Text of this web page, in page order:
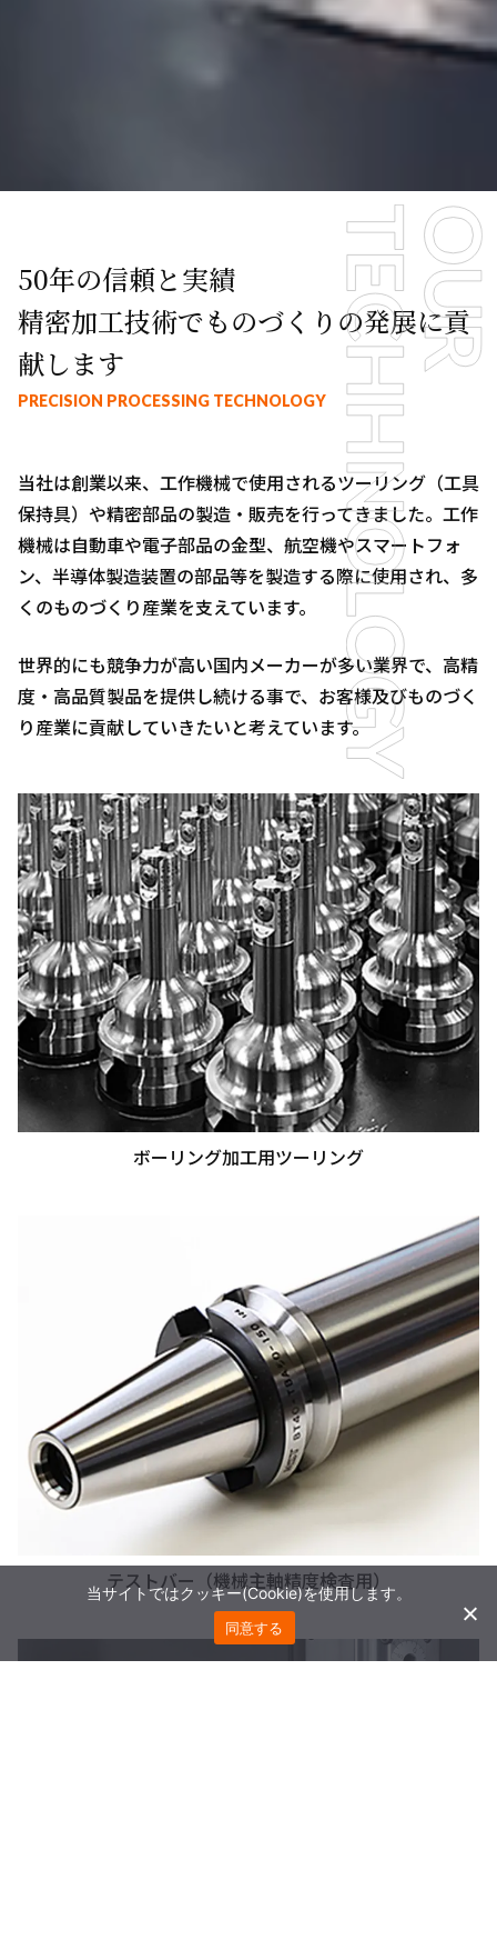
50年の信頼と実績
精密加工技術でものづくりの発展に貢
献します
PRECISION PROCESSING TECHNOLOGY
当社は創業以来、工作機械で使用されるツーリング（工具
保持具）や精密部品の製造・販売を行ってきました。工作
機械は自動車や電子部品の金型、航空機やスマートフォ
ン、半導体製造装置の部品等を製造する際に使用され、多
くのものづくり産業を支えています。
世界的にも競争力が高い国内メーカーが多い業界で、高精
度・高品質製品を提供し続ける事で、お客様及びものづく
り産業に貢献していきたいと考えています。
ボーリング加工用ツーリング
テストバー（機械主軸精度検査用）
当サイトではクッキー(Cookie)を使用します。
同意する